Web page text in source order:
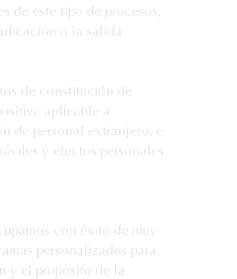
de este tipo de procesos,
o la salida
de constitución de
aplicable a
de personal extranjero, e
y efectos personales.
con éxito de muy
personalizados para
y el propósito de la